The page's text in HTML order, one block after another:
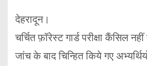
देहरादून।
चर्चित फ़ॉरेस्ट गार्ड परीक्षा कैंसिल
जांच के बाद चिन्हित किये गए